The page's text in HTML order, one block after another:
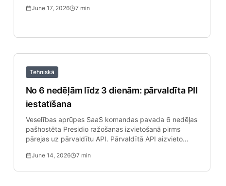
June 17, 2026 7 min
Tehniskā
No 6 nedēļām līdz 3 dienām: pārvaldīta PII
iestatīšana
Veselības aprūpes SaaS komandas pavada 6 nedēļas
pašhostēta Presidio ražošanas izvietošanā pirms
pārejas uz pārvaldītu API. Pārvaldītā API aizvieto
June 14, 2026 7 min